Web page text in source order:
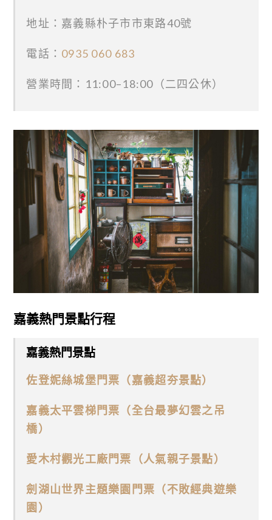
地址：嘉義縣朴子市市東路40號
電話： 0935 060 683
營業時間：11:00–18:00（二四公休）
嘉義熱門景點行程
嘉義熱門景點
佐登妮絲城堡門票（嘉義超夯景點）
嘉義太平雲梯門票（全台最夢幻雲之吊
橋）
愛木村觀光工廠門票（人氣親子景點）
劍湖山世界主題樂園門票（不敗經典遊樂
園）